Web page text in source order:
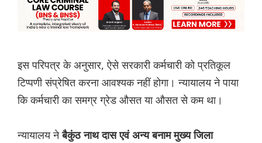
इस परिपत्र के अनुसार, ऐसे सरकारी कर्मचारी को प्रतिकूल
टिप्पणी संप्रेषित करना आवश्यक नहीं होगा। न्यायालय ने पाया
कि कर्मचारी का समग्र ग्रेड औसत या औसत से कम था।
न्यायालय नेबैकुंठ नाथ दास एवं अन्य बनाम मुख्य जिला